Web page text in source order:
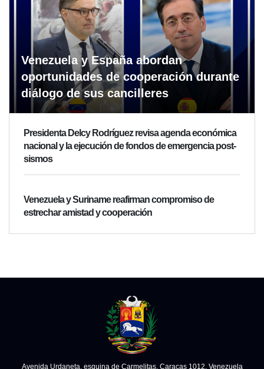
Venezuela y España abordan
oportunidades de cooperación durante
diálogo de sus cancilleres
Presidenta Delcy Rodríguez revisa agenda económica
nacional y la ejecución de fondos de emergencia post-
sismos
Venezuela y Suriname reafirman compromiso de
estrechar amistad y cooperación
Avenida Urdaneta, esquina de Carmelitas. Caracas 1012, Venezuela